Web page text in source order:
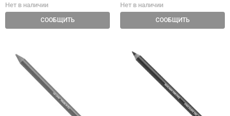
Нет в наличии
СООБЩИТЬ
Нет в наличии
СООБЩИТЬ